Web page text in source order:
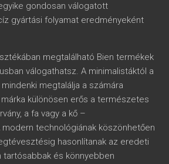
gondosan válogatott
gyártási folyamat eredményeként
megtalálható Bien termékek
válogathatsz. A minimalistáktól a
megtalálja a számára
különösen erős a természetes
a fa vagy a kő –
technológiának köszönhetően
hasonlítanak az eredeti
tartósabbak és könnyebben